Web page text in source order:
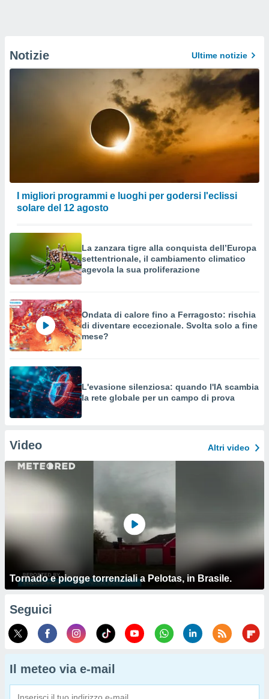
Notizie Ultime notizie
I migliori programmi e luoghi per godersi l'eclissi
solare del 12 agosto
La zanzara tigre alla conquista dell’Europa
settentrionale, il cambiamento climatico
agevola la sua proliferazione
Ondata di calore fino a Ferragosto: rischia
di diventare eccezionale. Svolta solo a fine
mese?
L'evasione silenziosa: quando l'IA scambia
la rete globale per un campo di prova
Video Altri video
Tornado e piogge torrenziali a Pelotas, in Brasile.
Seguici
Il meteo via e-mail